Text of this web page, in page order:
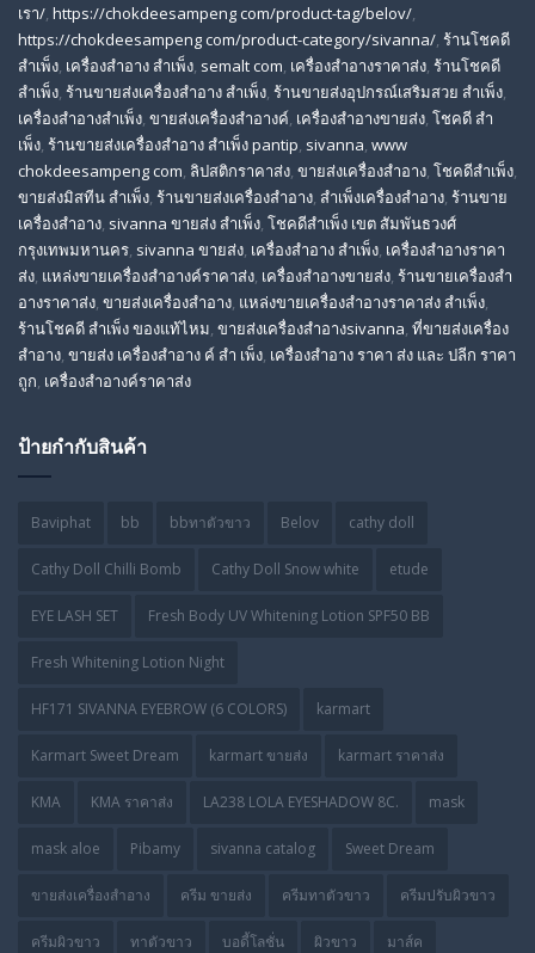
เรา/, https://chokdeesampeng com/product-tag/belov/,
https://chokdeesampeng com/product-category/sivanna/, ร้านโชคดี
สําเพ็ง, เครื่องสำอาง สำเพ็ง, semalt com, เครื่องสำอางราคาส่ง, ร้านโชคดี
สำเพ็ง, ร้านขายส่งเครื่องสําอาง สําเพ็ง, ร้านขายส่งอุปกรณ์เสริมสวย สําเพ็ง,
เครื่องสำอางสำเพ็ง, ขายส่งเครื่องสำอางค์, เครื่องสำอางขายส่ง, โชคดี สํา
เพ็ง, ร้านขายส่งเครื่องสําอาง สําเพ็ง pantip, sivanna, www
chokdeesampeng com, ลิปสติกราคาส่ง, ขายส่งเครื่องสำอาง, โชคดีสำเพ็ง,
ขายส่งมิสทีน สําเพ็ง, ร้านขายส่งเครื่องสำอาง, สําเพ็งเครื่องสําอาง, ร้านขาย
เครื่องสำอาง, sivanna ขายส่ง สําเพ็ง, โชคดีสำเพ็ง เขต สัมพันธวงศ์
กรุงเทพมหานคร, sivanna ขายส่ง, เครื่องสําอาง สําเพ็ง, เครื่องสําอางราคา
ส่ง, แหล่งขายเครื่องสําอางค์ราคาส่ง, เครื่องสําอางขายส่ง, ร้านขายเครื่องสํา
อางราคาส่ง, ขายส่งเครื่องสําอาง, แหล่งขายเครื่องสําอางราคาส่ง สําเพ็ง,
ร้านโชคดี สําเพ็ง ของแท้ไหม, ขายส่งเครื่องสําอางsivanna, ที่ขายส่งเครื่อง
สําอาง, ขายส่ง เครื่องสำอาง ค์ สำ เพ็ง, เครื่องสำอาง ราคา ส่ง และ ปลีก ราคา
ถูก, เครื่องสำอางค์ราคาส่ง
ป้ายกำกับสินค้า
Baviphat bb bbทาตัวขาว Belov cathy doll
Cathy Doll Chilli Bomb Cathy Doll Snow white etude
EYE LASH SET Fresh Body UV Whitening Lotion SPF50 BB
Fresh Whitening Lotion Night
HF171 SIVANNA EYEBROW (6 COLORS) karmart
Karmart Sweet Dream karmart ขายส่ง karmart ราคาส่ง
KMA KMA ราคาส่ง LA238 LOLA EYESHADOW 8C. mask
mask aloe Pibamy sivanna catalog Sweet Dream
ขายส่งเครื่องสำอาง ครีม ขายส่ง ครีมทาตัวขาว ครีมปรับผิวขาว
ครีมผิวขาว ทาตัวขาว บอดี้โลชั่น ผิวขาว มาส์ค